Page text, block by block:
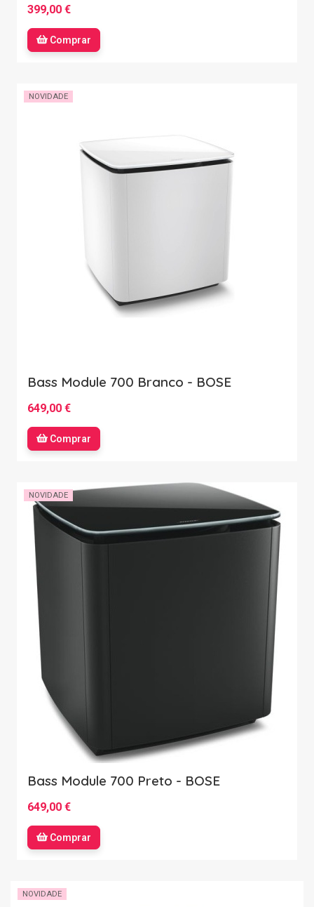
399,00 €
Comprar
NOVIDADE
Bass Module 700 Branco - BOSE
649,00 €
Comprar
NOVIDADE
Bass Module 700 Preto - BOSE
649,00 €
Comprar
NOVIDADE